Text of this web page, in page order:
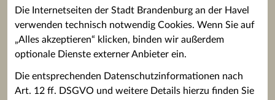
Die Internetseiten der Stadt Brandenburg an der Havel
verwenden technisch notwendig Cookies. Wenn Sie auf
„Alles akzeptieren“ klicken, binden wir außerdem
optionale Dienste externer Anbieter ein.
Die entsprechenden Datenschutzinformationen nach
Art. 12 ff. DSGVO und weitere Details hierzu finden Sie